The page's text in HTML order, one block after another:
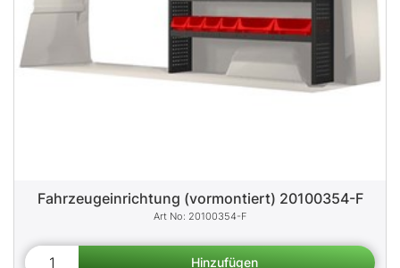
Fahrzeugeinrichtung (vormontiert) 20100354-F
20100354-F